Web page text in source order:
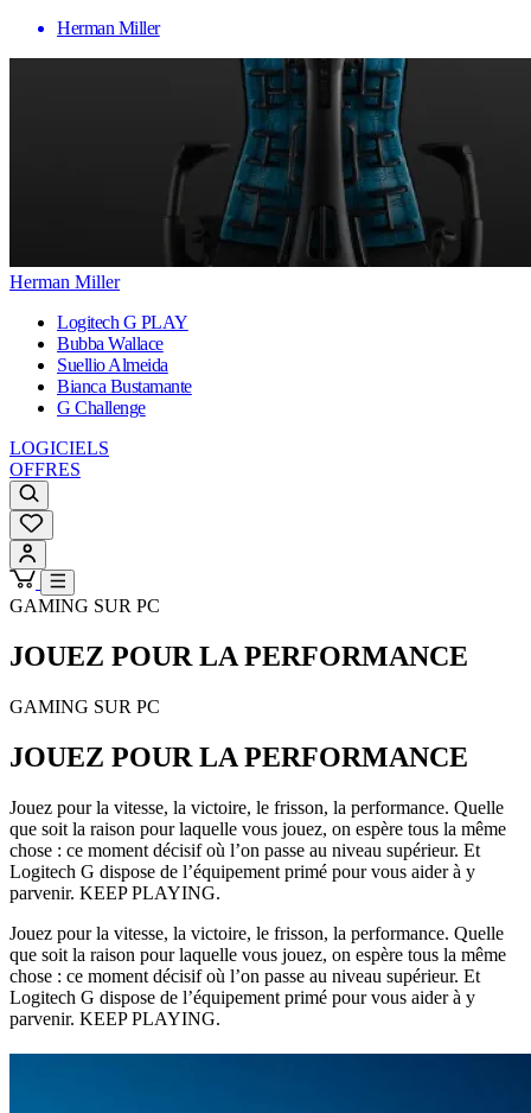
Herman Miller
Herman Miller
Logitech G PLAY
Bubba Wallace
Suellio Almeida
Bianca Bustamante
G Challenge
LOGICIELS
OFFRES
GAMING SUR PC
JOUEZ POUR LA PERFORMANCE
GAMING SUR PC
JOUEZ POUR LA PERFORMANCE
Jouez pour la vitesse, la victoire, le frisson, la performance. Quelle
que soit la raison pour laquelle vous jouez, on espère tous la même
chose : ce moment décisif où l’on passe au niveau supérieur. Et
Logitech G dispose de l’équipement primé pour vous aider à y
parvenir. KEEP PLAYING.
Jouez pour la vitesse, la victoire, le frisson, la performance. Quelle
que soit la raison pour laquelle vous jouez, on espère tous la même
chose : ce moment décisif où l’on passe au niveau supérieur. Et
Logitech G dispose de l’équipement primé pour vous aider à y
parvenir. KEEP PLAYING.